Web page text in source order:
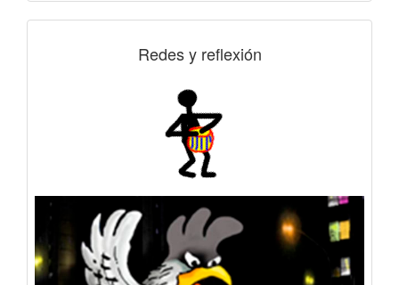
Redes y reflexión